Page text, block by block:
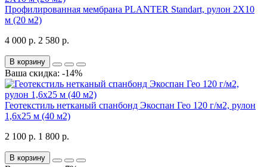
Профилированная мембрана PLANTER Standart, рулон 2Х10
м (20 м2)
4 000 р. 2 580 р.
В корзину
Ваша скидка: -14%
Геотекстиль нетканый спанбонд Экоспан Гео 120 г/м2, рулон
1,6х25 м (40 м2)
2 100 р. 1 800 р.
В корзину